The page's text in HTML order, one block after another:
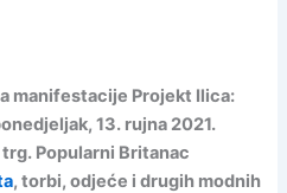
manifestacije Projekt Ilica:
13. rujna 2021.
Popularni Britanac
, torbi, odjeće i drugih modnih